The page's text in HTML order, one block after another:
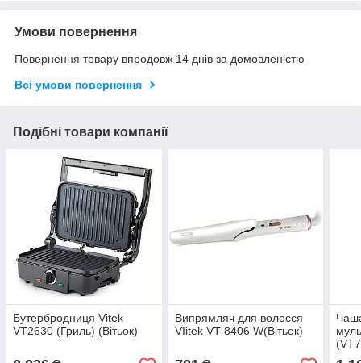
Умови повернення
Повернення товару впродовж 14 днів за домовленістю
Всі умови повернення
Подібні товари компанії
Бутербродниця Vitek
VT2630 (Гриль) (Вітьок)
Випрямляч для волосся
VIitek VT-8406 W(Вітьок)